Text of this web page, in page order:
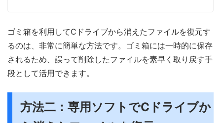
ゴミ箱を利用してCドライブから消えたファイルを復元す
るのは、非常に簡単な方法です。ゴミ箱には一時的に保存
されるため、誤って削除したファイルを素早く取り戻す手
段として活用できます。
方法二：専用ソフトでCドライブか